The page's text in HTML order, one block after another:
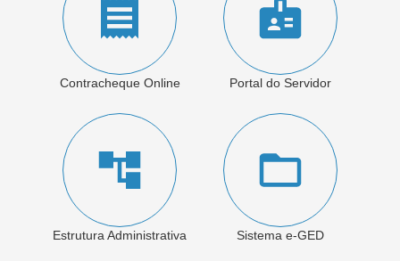
Contracheque Online Portal do Servidor
Estrutura Administrativa Sistema e-GED